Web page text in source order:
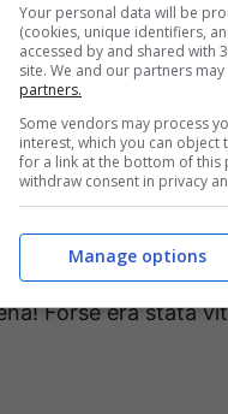
delle
blu, dotata
spinta a
Forse era stata
Your personal data will be
(cookies, unique identifiers,
accessed by and shared with
site. We and our partners
partners.
Some vendors may process
interest, which you can
for a link at the bottom of this
withdraw consent in privacy
Manage options